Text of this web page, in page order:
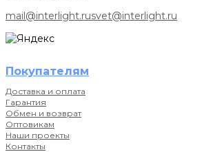
mail@interlight.rusvet@interlight.ru
Покупателям
Доставка и оплата
Гарантия
Обмен и возврат
Оптовикам
Наши проекты
Контакты